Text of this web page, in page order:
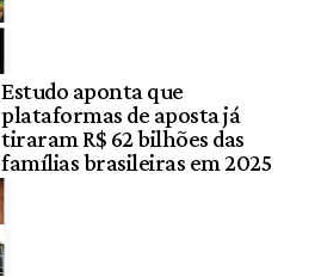
Estudo aponta que
plataformas de aposta já
tiraram R$ 62 bilhões das
famílias brasileiras em 2025